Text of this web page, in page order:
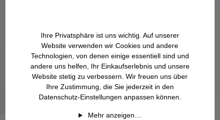
Ihre Privatsphäre ist uns wichtig. Auf unserer
Website verwenden wir Cookies und andere
Technologien, von denen einige essentiell sind und
andere uns helfen, Ihr Einkaufserlebnis und unsere
Website stetig zu verbessern. Wir freuen uns über
Ihre Zustimmung, die Sie jederzeit in den
Datenschutz-Einstellungen anpassen können.
Mehr anzeigen…